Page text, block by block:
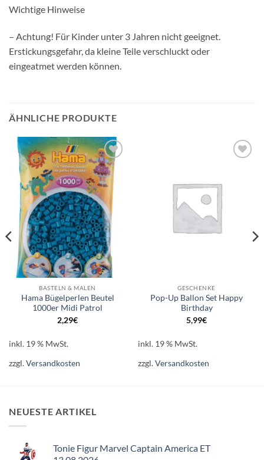
Wichtige Hinweise
– Achtung! Für Kinder unter 3 Jahren nicht geeignet.
Erstickungsgefahr, da kleine Teile verschluckt oder
eingeatmet werden können.
ÄHNLICHE PRODUKTE
Auf die
Wunschliste
BASTELN & MALEN
Hama Bügelperlen Beutel
1000er Midi Patrol
2,29€
inkl. 19 % MwSt.
zzgl.Versandkosten
GESCHENKE
Pop-Up Ballon Set Happy
Birthday
5,99€
inkl. 19 % MwSt.
zzgl.Versandkosten
NEUESTE ARTIKEL
Tonie Figur Marvel Captain America ET